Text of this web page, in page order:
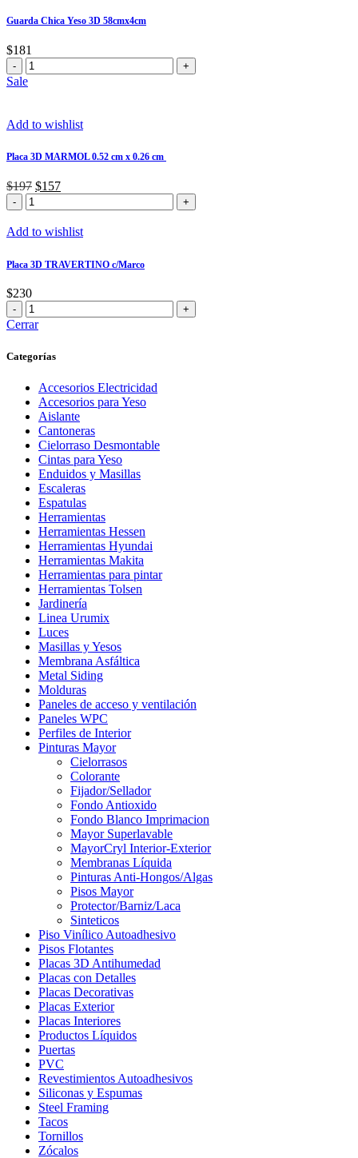
55
cantidad
Guarda Chica Yeso 3D 58cmx4cm
$181
Guarda
Chica
58cmx4cm
Sale
Add to wishlist
Placa 3D MARMOL 0.52 cm x 0.26 cm
$197 El
original
era:
$157El
actual
es:
Placa
3D
MARMOL
x
0.26
cm
cantidad
Add to wishlist
Placa 3D TRAVERTINO c/Marco
$230
Placa
3D
c/Marco
cantidad
Cerrar
Categorías
Accesorios Electricidad
Accesorios para Yeso
Aislante
Cantoneras
Cielorraso Desmontable
Cintas para Yeso
Enduidos y Masillas
Escaleras
Espatulas
Herramientas
Herramientas Hessen
Herramientas Hyundai
Herramientas Makita
Herramientas para pintar
Herramientas Tolsen
Jardinería
Linea Urumix
Luces
Masillas y Yesos
Membrana Asfáltica
Metal Siding
Molduras
Paneles de acceso y ventilación
Paneles WPC
Perfiles de Interior
Pinturas Mayor
Cielorrasos
Colorante
Fijador/Sellador
Fondo Antioxido
Fondo Blanco Imprimacion
Mayor Superlavable
MayorCryl Interior-Exterior
Membranas Líquida
Pinturas Anti-Hongos/Algas
Pisos Mayor
Protector/Barniz/Laca
Sinteticos
Piso Vinílico Autoadhesivo
Pisos Flotantes
Placas 3D Antihumedad
Placas con Detalles
Placas Decorativas
Placas Exterior
Placas Interiores
Productos Líquidos
Puertas
PVC
Revestimientos Autoadhesivos
Siliconas y Espumas
Steel Framing
Tacos
Tornillos
Zócalos